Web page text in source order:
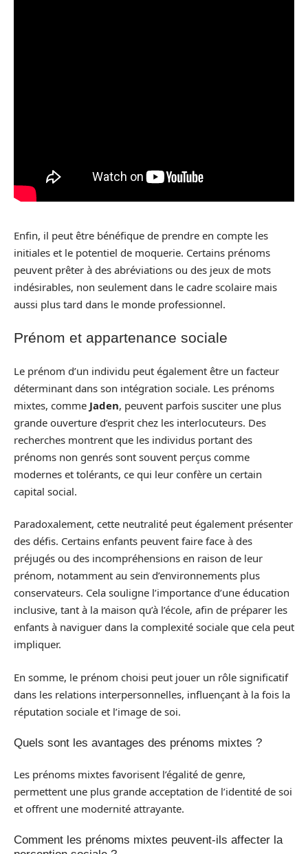
Enfin, il peut être bénéfique de prendre en compte les
initiales et le potentiel de moquerie. Certains prénoms
peuvent prêter à des abréviations ou des jeux de mots
indésirables, non seulement dans le cadre scolaire mais
aussi plus tard dans le monde professionnel.
Prénom et appartenance sociale
Le prénom d’un individu peut également être un facteur
déterminant dans son intégration sociale. Les prénoms
mixtes, comme Jaden, peuvent parfois susciter une plus
grande ouverture d’esprit chez les interlocuteurs. Des
recherches montrent que les individus portant des
prénoms non genrés sont souvent perçus comme
modernes et tolérants, ce qui leur confère un certain
capital social.
Paradoxalement, cette neutralité peut également présenter
des défis. Certains enfants peuvent faire face à des
préjugés ou des incompréhensions en raison de leur
prénom, notamment au sein d’environnements plus
conservateurs. Cela souligne l’importance d’une éducation
inclusive, tant à la maison qu’à l’école, afin de préparer les
enfants à naviguer dans la complexité sociale que cela peut
impliquer.
En somme, le prénom choisi peut jouer un rôle significatif
dans les relations interpersonnelles, influençant à la fois la
réputation sociale et l’image de soi.
Quels sont les avantages des prénoms mixtes ?
Les prénoms mixtes favorisent l’égalité de genre,
permettent une plus grande acceptation de l’identité de soi
et offrent une modernité attrayante.
Comment les prénoms mixtes peuvent-ils affecter la